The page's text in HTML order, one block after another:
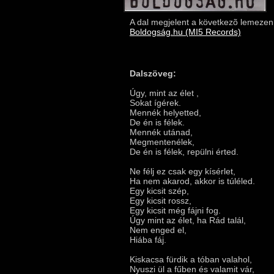
A dal megjelent a következõ
Boldogság.hu (MI5 Records)
Dalszöveg:
Úgy, mint az élet ,
Sokat ígérek.
Mennék helyetted,
De én is félek.
Mennék utánad,
Megmentenélek,
De én is félek, repülni érted.
Ne félj ez csak egy kísérlet,
Ha nem akarod, akkor is túléled.
Egy kicsit szép,
Egy kicsit rossz,
Egy kicsit még fájni fog.
Úgy mint az élet, ha Rád talál,
Nem enged el,
Hiába fáj.
Kiskacsa fürdik a tóban valahol,
Nyuszi ül a fűben és valamit vár,